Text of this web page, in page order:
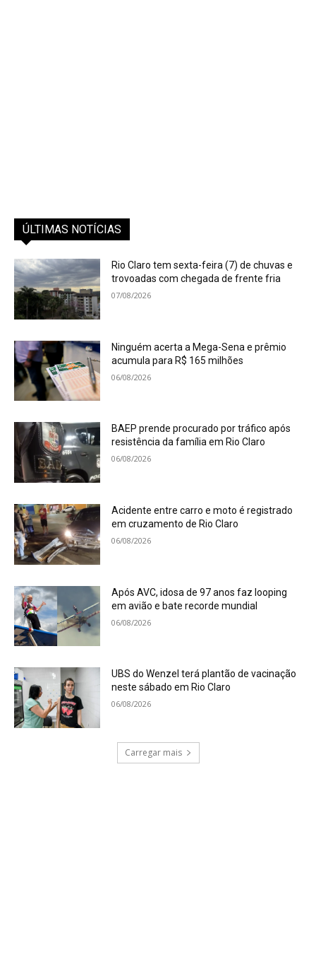
ÚLTIMAS NOTÍCIAS
Rio Claro tem sexta-feira (7) de chuvas e
trovoadas com chegada de frente fria
07/08/2026
Ninguém acerta a Mega-Sena e prêmio
acumula para R$ 165 milhões
06/08/2026
BAEP prende procurado por tráfico após
resistência da família em Rio Claro
06/08/2026
Acidente entre carro e moto é registrado
em cruzamento de Rio Claro
06/08/2026
Após AVC, idosa de 97 anos faz looping
em avião e bate recorde mundial
06/08/2026
UBS do Wenzel terá plantão de vacinação
neste sábado em Rio Claro
06/08/2026
Carregar mais